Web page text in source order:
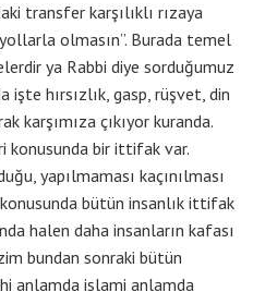
transfer karşılıklı rızaya
olmasın”. Burada temel
ya Rabbi diye sorduğumuz
işte hırsızlık, gasp, rüşvet, din
karşımıza çıkıyor kuranda.
konusunda bir ittifak var.
yapılmaması kaçınılması
bütün insanlık ittifak
halen daha insanların kafası
bundan sonraki bütün
anlamda islami anlamda